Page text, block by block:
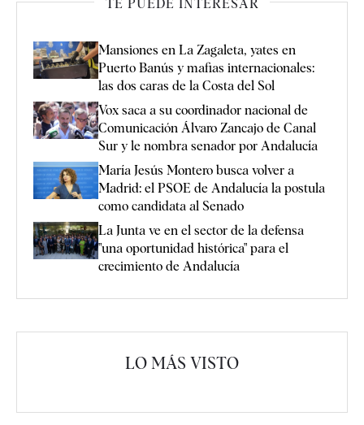
TE PUEDE INTERESAR
Mansiones en La Zagaleta, yates en
Puerto Banús y mafias internacionales:
las dos caras de la Costa del Sol
Vox saca a su coordinador nacional de
Comunicación Álvaro Zancajo de Canal
Sur y le nombra senador por Andalucía
María Jesús Montero busca volver a
Madrid: el PSOE de Andalucía la postula
como candidata al Senado
La Junta ve en el sector de la defensa
"una oportunidad histórica" para el
crecimiento de Andalucía
LO MÁS VISTO